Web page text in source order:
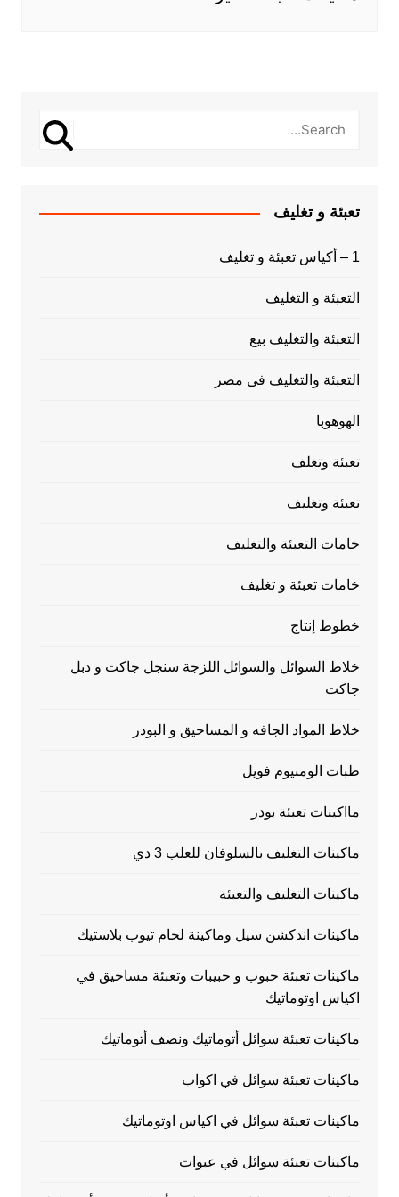
تعبئة و تغليف
1 – أكياس تعبئة و تغليف
التعبئة و التغليف
التعبئة والتغليف بيع
التعبئة والتغليف فى مصر
الهوهوبا
تعبئة وتغلف
تعبئة وتغليف
خامات التعبئة والتغليف
خامات تعبئة و تغليف
خطوط إنتاج
خلاط السوائل والسوائل اللزجة سنجل جاكت و دبل
جاكت
خلاط المواد الجافه و المساحيق و البودر
طبات الومنيوم فويل
مااكينات تعبئة بودر
ماكينات التغليف بالسلوفان للعلب 3 دي
ماكينات التغليف والتعبئة
ماكينات اندكشن سيل وماكينة لحام تيوب بلاستيك
ماكينات تعبئة حبوب و حبيبات وتعبئة مساحيق في
اكياس اوتوماتيك
ماكينات تعبئة سوائل أتوماتيك ونصف أتوماتيك
ماكينات تعبئة سوائل في اكواب
ماكينات تعبئة سوائل في اكياس اوتوماتيك
ماكينات تعبئة سوائل في عبوات